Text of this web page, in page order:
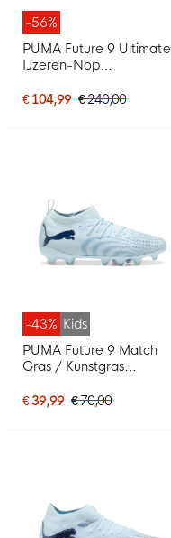
-56%
PUMA Future 9 Ultimate
IJzeren-Nop
Zwart Rood
€ 104,99 € 240,00
-43% Kids
PUMA Future 9 Match
Gras / Kunstgras
Kids Lichtblauw Blauw
€ 39,99 € 70,00